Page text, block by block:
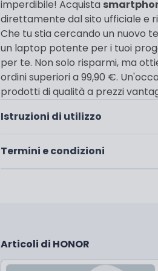
imperdibile! Acquista
direttamente dal sito ufficiale e
Che tu stia cercando un nuovo
un laptop potente per i tuoi
per te. Non solo risparmi, ma
ordini superiori a 99,90 €.
prodotti di qualità a prezzi
Istruzioni di utilizzo
Termini e condizioni
Articoli di HONOR